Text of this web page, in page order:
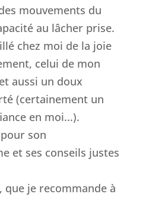
mouvements du
au lâcher prise.
chez moi de la joie
celui de mon
aussi un doux
(certainement un
en moi...).
son
et ses conseils justes
que je recommande à